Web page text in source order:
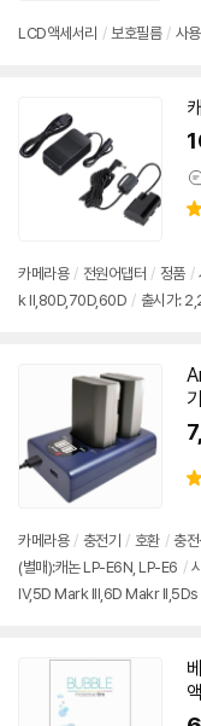
LCD액세서리 / 보호필름 / 사
상
품
별
카메라용 / 전원어댑터 / 정품 /
kII,80D,70D,60D / 출시가:
기
별
카메라용 / 충전기 / 호환 / 충전
(별매):캐논 LP-E6N, LP-E6 /
IV,5D MarkIII, 6D Makr II,5Ds